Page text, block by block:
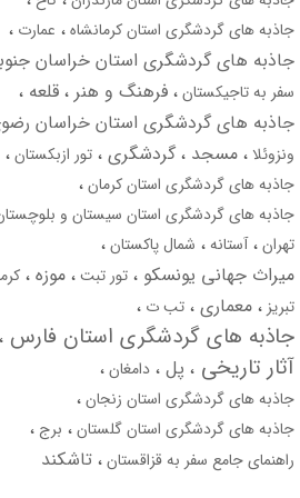
جاذبه های گردشگری استان کرمانشاه عمارت
جاذبه های گردشگری استان خراسان
سفر به تاجیکستان فرهنگ و هنر قلعه
جاذبه های گردشگری استان خراسان
ونزوئلا مسجد گردشگری تور ازبکستان
جاذبه های گردشگری استان کرمان
جاذبه های گردشگری استان سیستان و
تهران آستانه شمال پاکستان
میراث جهانی یونسکو تور تبت موزه
تبریز معماری تب ت
جاذبه های گردشگری استان فارس
آثار تاریخی پل دامغان
جاذبه های گردشگری استان زنجان
جاذبه های گردشگری استان گلستان برج
راهنمای جامع سفر به قزاقستان تاشکند